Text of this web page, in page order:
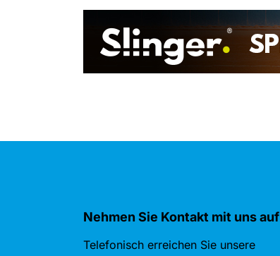
Nehmen Sie Kontakt mit uns auf
Telefonisch erreichen Sie unsere